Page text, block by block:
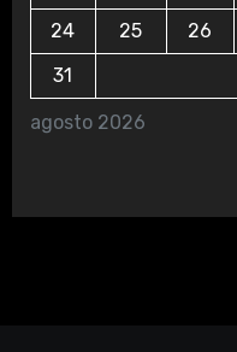
agosto 2026
24
25 26
31